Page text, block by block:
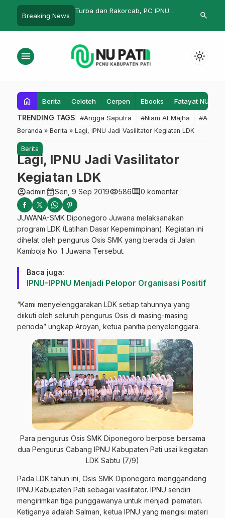
Breaking News
Capacity
Educators di Pare
Turba dan Rakorcab, PC IPNU
Rakercab 2
Mendung,
search
menu light_mode
home Berita Celoteh Cerpen Ebooks Fatayat NU
TRENDING TAGS #Angga Saputra #Niam At Majha #Admin
Beranda » Berita » Lagi, IPNU Jadi Vasilitator Kegiatan LDK
Berita
Lagi, IPNU Jadi Vasilitator
Kegiatan LDK
account_circleadmincalendar_monthSen, 9 Sep 2019visibility586comment0 komentar
JUWANA-SMK Diponegoro Juwana melaksanakan
program LDK (Latihan Dasar Kepemimpinan). Kegiatan ini
dihelat oleh pengurus Osis SMK yang berada di Jalan
Kamboja No. 1 Juwana Tersebut.
Baca juga:
IPNU-IPPNU Menjadi Pelopor Organisasi Positif
“Kami menyelenggarakan LDK setiap tahunnya yang
diikuti oleh seluruh pengurus Osis di masing-masing
perioda” ungkap Aroyan, ketua panitia penyelenggara.
Para pengurus Osis SMK Diponegoro berpose bersama
dua Pengurus Cabang IPNU Kabupaten Pati usai kegiatan
LDK Sabtu (7/9)
Pada LDK tahun ini, Osis SMK Diponegoro menggandeng
IPNU Kabupaten Pati sebagai vasilitator. IPNU sendiri
mengirimkan tiga punggawanya untuk menjadi pemateri.
Ketiganya adalah Salman, ketua IPNU yang mengisi materi